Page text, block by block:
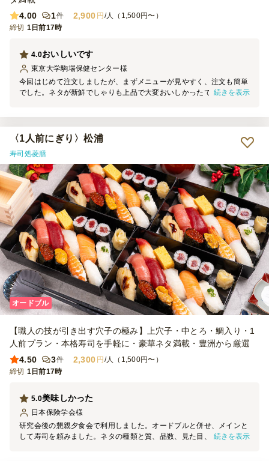
4.00
1件 2,900 円 /人（1,500円〜）
締切 1日前17時
おいしいです
4.0
東京大学駒場保健センター様
今回はじめて注文しましたが、まずメニューが見やすく、注文も簡単
でした。ネタが新鮮でしゃりも上品で大変おいしかったです。電話対
続きを表示
〈1人前にぎり〉松浦
寿司処菱膳
オードブル
【職人の技が引き出す穴子の極み】上穴子・中とろ・鯛入り・1
人前プラン・本格寿司を手軽に・豪華ネタ満載・豊洲から厳選
4.50
3件 2,300 円 /人（1,500円〜）
締切 1日前17時
美味しかった
5.0
日本保険学会様
研究会後の懇親夕食会で利用しました。オードブルと併せ、メインと
して寿司を頼みました。ネタの種類と質、品数、見た目、パッケージ
続きを表示